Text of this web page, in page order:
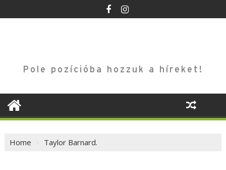
to
Pole pozícióba hozzuk a híreket!
Home Taylor Barnard.